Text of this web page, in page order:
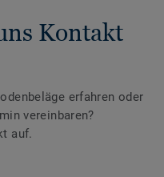
Kontakt
erfahren oder
vereinbaren?
auf.